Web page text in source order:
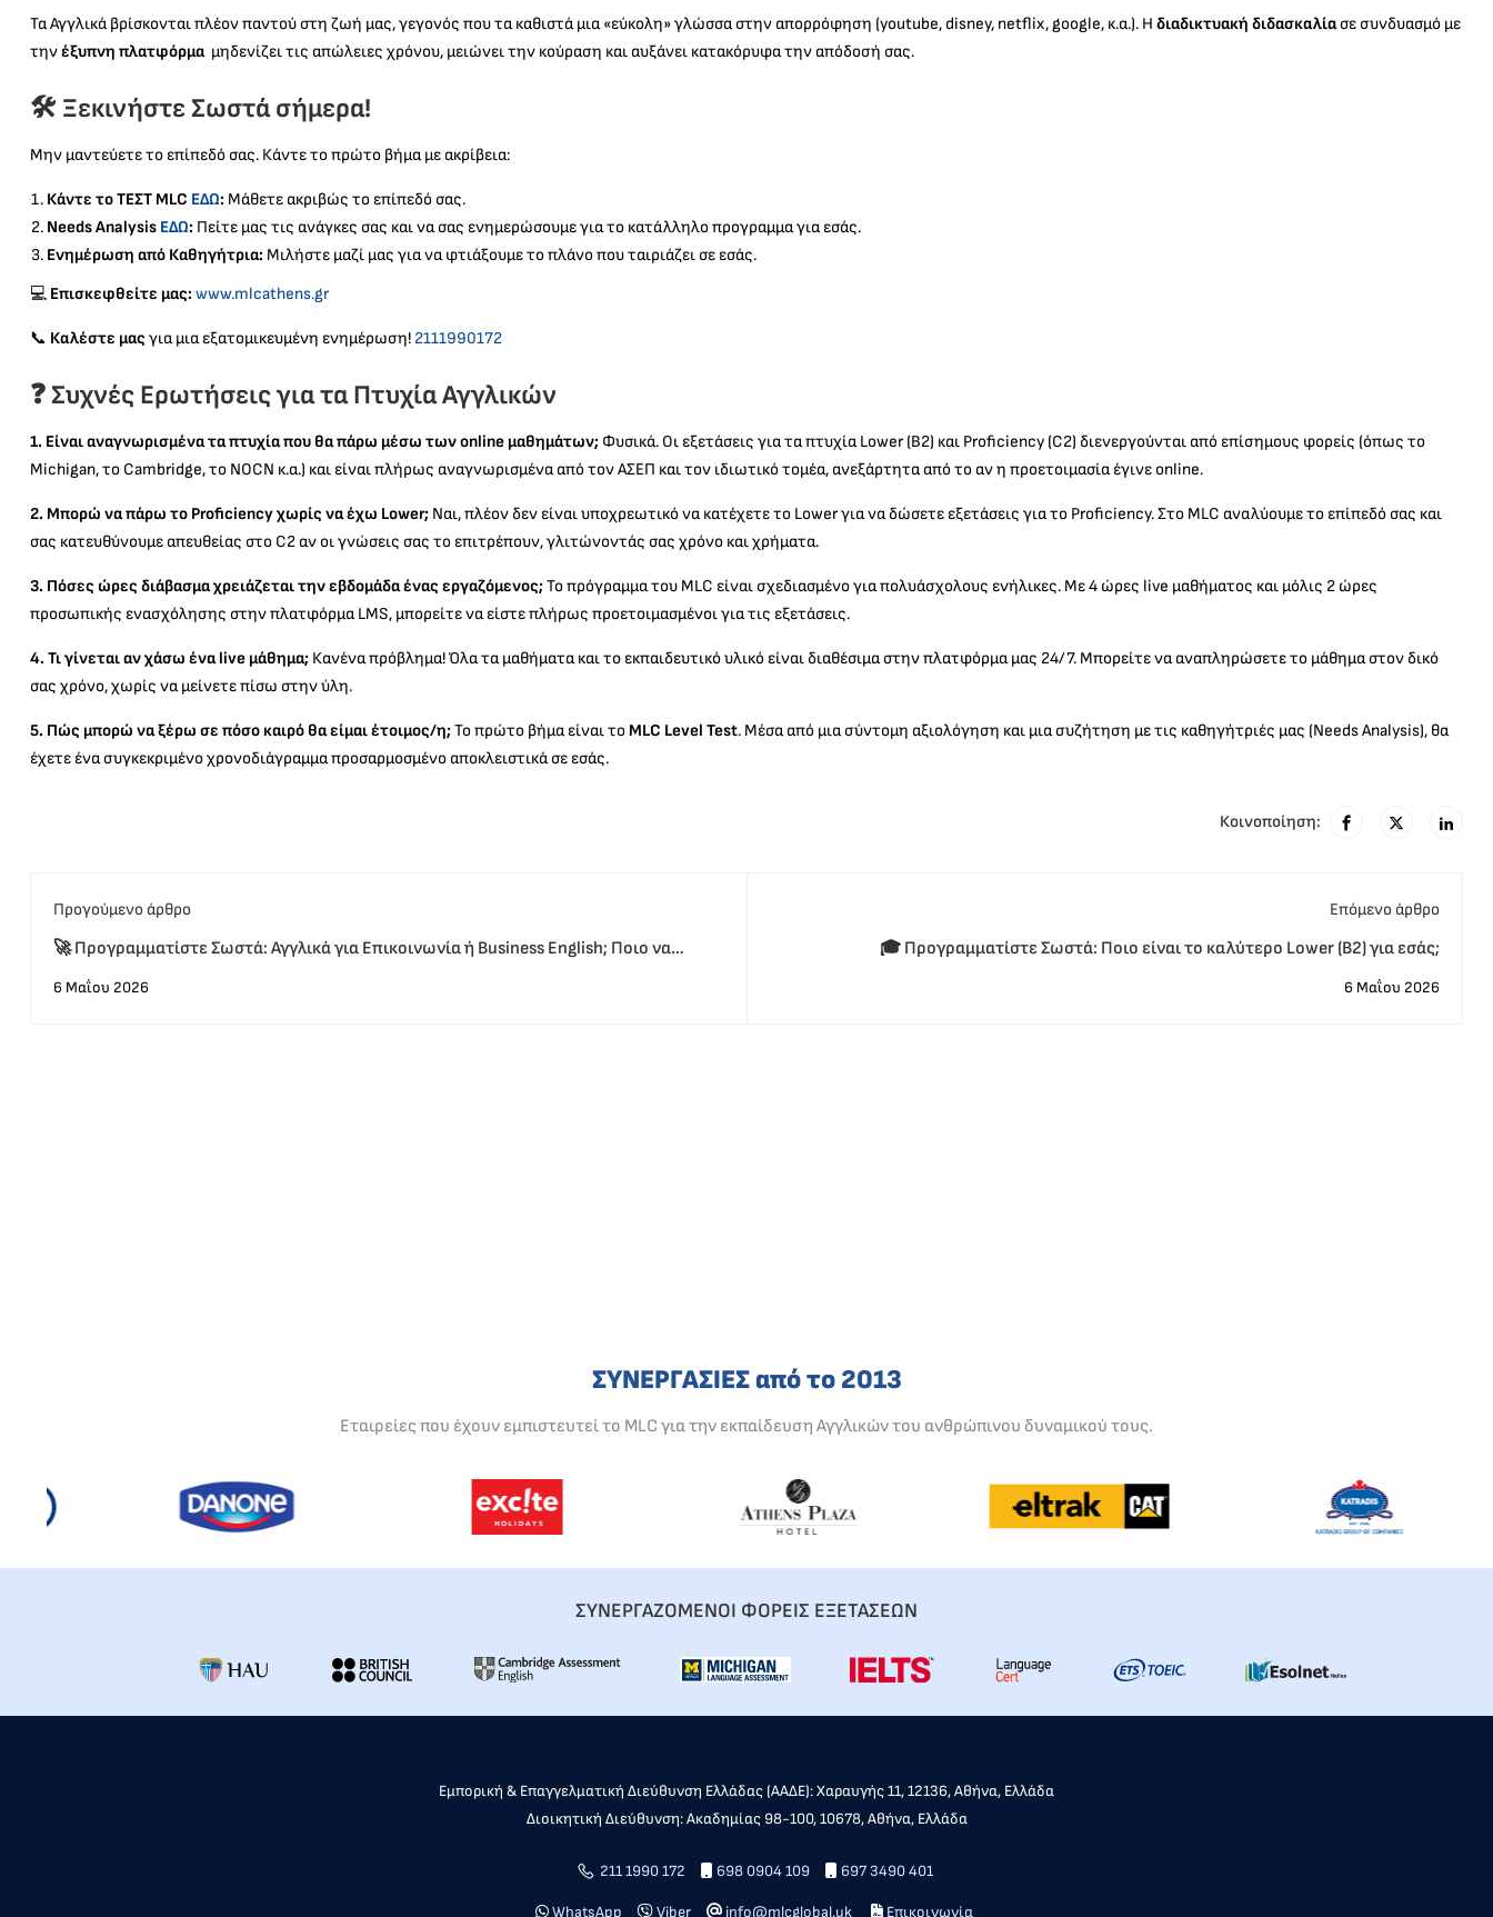
Τα Αγγλικά βρίσκονται πλέον παντού στη ζωή μας, γεγονός που τα καθιστά μια «εύκολη» γλώσσα στην απορρόφηση (youtube, disney, netflix, google, κ.α.). Η διαδικτυακή διδασκαλίασε συνδυασμό με
τηνέξυπνη πλατφόρμαμηδενίζει τις απώλειες χρόνου, μειώνει την κούραση και αυξάνει κατακόρυφα την απόδοσή σας.
🛠️ Ξεκινήστε Σωστά σήμερα!
Μην μαντεύετε το επίπεδό σας. Κάντε το πρώτο βήμα με ακρίβεια:
Κάντε το ΤΕΣΤ MLC ΕΔΩ: Μάθετε ακριβώς το επίπεδό σας.
Needs Analysis ΕΔΩ: Πείτε μας τις ανάγκες σας και να σας ενημερώσουμε για το κατάλληλο προγραμμα για εσάς.
Ενημέρωση από Καθηγήτρια: Μιλήστε μαζί μας για να φτιάξουμε το πλάνο που ταιριάζει σε εσάς.
💻 Επισκεφθείτε μας: www.mlcathens.gr
📞 Καλέστε μας για μια εξατομικευμένη ενημέρωση! 2111990172
❓ Συχνές Ερωτήσεις για τα Πτυχία Αγγλικών
1. Είναι αναγνωρισμένα τα πτυχία που θα πάρω μέσω των online μαθημάτων; Φυσικά. Οι εξετάσεις για τα πτυχία Lower (B2) και Proficiency (C2) διενεργούνται από επίσημους φορείς (όπως το
Michigan, το Cambridge, το NOCN κ.α.) και είναι πλήρως αναγνωρισμένα από τον ΑΣΕΠ και τον ιδιωτικό τομέα, ανεξάρτητα από το αν η προετοιμασία έγινε online.
2. Μπορώ να πάρω το Proficiency χωρίς να έχω Lower; Ναι, πλέον δεν είναι υποχρεωτικό να κατέχετε το Lower για να δώσετε εξετάσεις για το Proficiency. Στο MLC αναλύουμε το επίπεδό σας και
σας κατευθύνουμε απευθείας στο C2 αν οι γνώσεις σας το επιτρέπουν, γλιτώνοντάς σας χρόνο και χρήματα.
3. Πόσες ώρες διάβασμα χρειάζεται την εβδομάδα ένας εργαζόμενος;Το πρόγραμμα του MLC είναι σχεδιασμένο για πολυάσχολους ενήλικες. Με 4 ώρες live μαθήματος και μόλις 2 ώρες
προσωπικής ενασχόλησης στην πλατφόρμα LMS, μπορείτε να είστε πλήρως προετοιμασμένοι για τις εξετάσεις.
4. Τι γίνεται αν χάσω ένα live μάθημα; Κανένα πρόβλημα! Όλα τα μαθήματα και το εκπαιδευτικό υλικό είναι διαθέσιμα στην πλατφόρμα μας 24/7. Μπορείτε να αναπληρώσετε το μάθημα στον δικό
σας χρόνο, χωρίς να μείνετε πίσω στην ύλη.
5. Πώς μπορώ να ξέρω σε πόσο καιρό θα είμαι έτοιμος/η;Το πρώτο βήμα είναι το MLC Level Test. Μέσα από μια σύντομη αξιολόγηση και μια συζήτηση με τις καθηγήτριές μας (Needs Analysis), θα
έχετε ένα συγκεκριμένο χρονοδιάγραμμα προσαρμοσμένο αποκλειστικά σε εσάς.
Κοινοποίηση:
Προγούμενο άρθρο
🚀 Προγραμματίστε Σωστά: Αγγλικά για Επικοινωνία ή Business English; Ποιο να
διαλέξετε;
6 Μαΐου 2026
Eπόμενο άρθρο
🎓 Προγραμματίστε Σωστά: Ποιο είναι το καλύτερο Lower (B2) για εσάς;
6 Μαΐου 2026
ΣΥΝΕΡΓΑΣΙΕΣ από το 2013
Εταιρείες που έχουν εμπιστευτεί το MLC για την εκπαίδευση Αγγλικών του ανθρώπινου δυναμικού τους.
ΣΥΝΕΡΓΑΖΟΜΕΝΟΙ ΦΟΡΕΙΣ ΕΞΕΤΑΣΕΩΝ
Εμπορική & Επαγγελματική Διεύθυνση Ελλάδας (ΑΑΔΕ): Χαραυγής 11, 12136, Αθήνα, Ελλάδα
Διοικητική Διεύθυνση: Ακαδημίας 98-100, 10678, Αθήνα, Ελλάδα
211 1990 172 698 0904 109 697 3490 401
WhatsApp Viber info@mlcglobal.uk Επικοινωνία